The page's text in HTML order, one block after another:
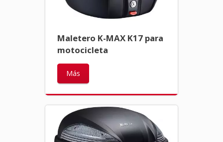
Maletero K-MAX K17 para
motocicleta
Más